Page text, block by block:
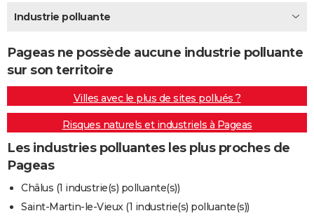
Destinations
City break
Voyage nature
Voyage de noces
Forum
Climat
+PHOTO
GUIDES D'ACHAT
BONS PLANS
CARTE DE VOEUX
Carte de Noël
Carte Bonne année
Carte Saint-Valentin
Carte d'anniversaire
DICTIONNAIRE
Dictionnaire
Biographies
Citations
Expressions
Proverbes
PROGRAMME TV
COPAINS D'AVANT
S'inscrire
Se connecter
Lycées
Collèges
Primaires
Universités
Entreprises
Service militaire
Avis de recherche
Industrie polluante
Pageas ne possède aucune industrie polluante
sur son territoire
Villes avec le plus de sites pollués ?
Risques naturels et industriels à Pageas
Les industries polluantes les plus proches de
Pageas
Châlus (1 industrie(s) polluante(s))
Saint-Martin-le-Vieux (1 industrie(s) polluante(s))